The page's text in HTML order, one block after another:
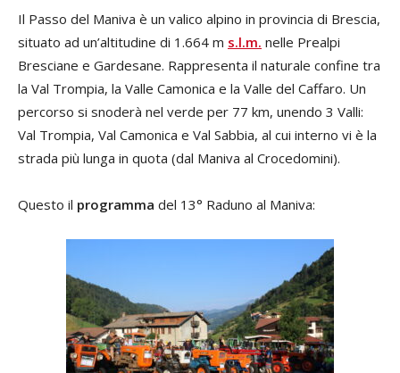
Il Passo del Maniva è un valico alpino in provincia di Brescia,
situato ad un’altitudine di 1.664 m s.l.m. nelle Prealpi
Bresciane e Gardesane. Rappresenta il naturale confine tra
la Val Trompia, la Valle Camonica e la Valle del Caffaro. Un
percorso si snoderà nel verde per 77 km, unendo 3 Valli:
Val Trompia, Val Camonica e Val Sabbia, al cui interno vi è la
strada più lunga in quota (dal Maniva al Crocedomini).
Questo il programma del 13° Raduno al Maniva: